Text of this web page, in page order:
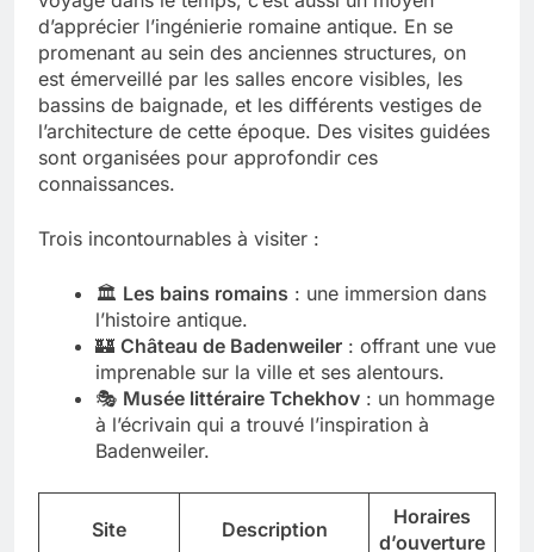
d’apprécier l’ingénierie romaine antique. En se
promenant au sein des anciennes structures, on
est émerveillé par les salles encore visibles, les
bassins de baignade, et les différents vestiges de
l’architecture de cette époque. Des visites guidées
sont organisées pour approfondir ces
connaissances.
Trois incontournables à visiter :
🏛️ Les bains romains : une immersion dans
l’histoire antique.
🏰 Château de Badenweiler : offrant une vue
imprenable sur la ville et ses alentours.
🎭 Musée littéraire Tchekhov : un hommage
à l’écrivain qui a trouvé l’inspiration à
Badenweiler.
Site Description
Horaires
d’ouverture